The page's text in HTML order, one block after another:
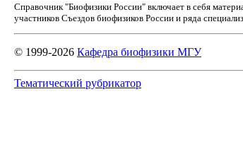
Справочник "Биофизики России" включает в себя
участников Съездов биофизиков России и ряда
© 1999-2026 Кафедра биофизики МГУ
Тематический рубрикатор